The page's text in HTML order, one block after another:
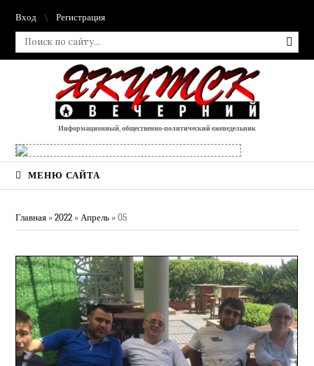
Вход Регистрация
Информационный, общественно-политический еженедельник
МЕНЮ САЙТА
Главная »2022 » Апрель » 05